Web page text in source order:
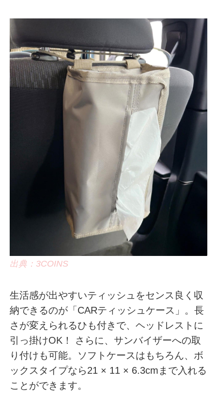
出典：3COINS
生活感が出やすいティッシュをセンス良く収
納できるのが「CARティッシュケース」。長
さが変えられるひも付きで、ヘッドレストに
引っ掛けOK！ さらに、サンバイザーへの取
り付けも可能。ソフトケースはもちろん、ボ
ックスタイプなら21 × 11 × 6.3cmまで入れる
ことができます。